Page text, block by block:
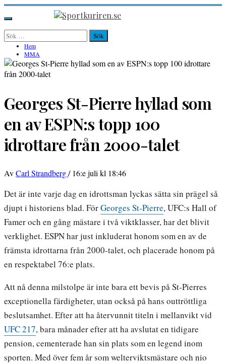
Hoppa
till
innehåll
Sportkuriren.se
Primär
meny
Sök
efter: Hem
MMA
Georges St-Pierre hyllad som
en av ESPN:s topp 100
idrottare från 2000-talet
AvCarl Strandberg/ 16:e juli kl 18:46
Det är inte varje dag en idrottsman lyckas sätta sin prägel så
djupt i historiens blad. FörGeorges St-Pierre, UFC:s Hall of
Famer och en gång mästare i två viktklasser, har det blivit
verklighet. ESPN har just inkluderat honom som en av de
främsta idrottarna från 2000-talet, och placerade honom på
en respektabel 76:e plats.
Att nå denna milstolpe är inte bara ett bevis på St-Pierres
exceptionella färdigheter, utan också på hans outtröttliga
beslutsamhet. Efter att ha återvunnit titeln i mellanvikt vid
UFC 217, bara månader efter att ha avslutat en tidigare
pension, cementerade han sin plats som en legend inom
sporten. Med över fem år som welterviktsmästare och nio